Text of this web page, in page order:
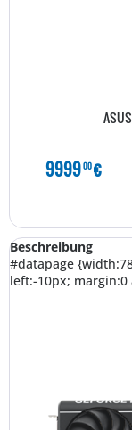
999900€
Beschreibung
#datapage
left:-10px; margin:0